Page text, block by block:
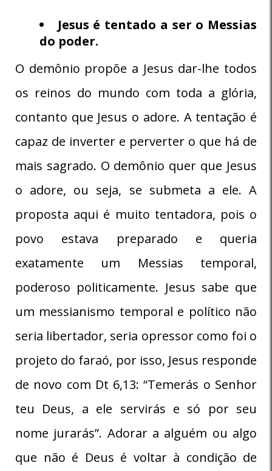
Jesus é tentado a ser o Messias
do poder.
O demônio propõe a Jesus dar-lhe todos
os reinos do mundo com toda a glória,
contanto que Jesus o adore. A tentação é
capaz de inverter e perverter o que há de
mais sagrado. O demônio quer que Jesus
o adore, ou seja, se submeta a ele. A
proposta aqui é muito tentadora, pois o
povo estava preparado e queria
exatamente um Messias temporal,
poderoso politicamente. Jesus sabe que
um messianismo temporal e político não
seria libertador, seria opressor como foi o
projeto do faraó, por isso, Jesus responde
de novo com Dt 6,13: “Temerás o Senhor
teu Deus, a ele servirás e só por seu
nome jurarás”. Adorar a alguém ou algo
que não é Deus é voltar à condição de